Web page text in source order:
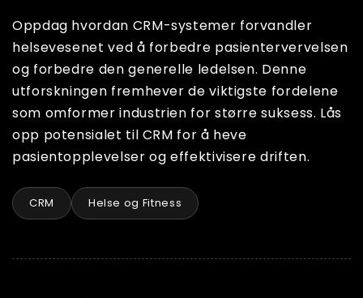
Oppdag hvordan CRM-systemer forvandler
helsevesenet ved å forbedre pasientervervelsen
og forbedre den generelle ledelsen. Denne
utforskningen fremhever de viktigste fordelene
som omformer industrien for større suksess. Lås
opp potensialet til CRM for å heve
pasientopplevelser og effektivisere driften.
CRM Helse og Fitness